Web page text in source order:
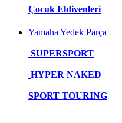
Çocuk Eldivenleri
Yamaha Yedek Parça
SUPERSPORT
HYPER NAKED
SPORT TOURING